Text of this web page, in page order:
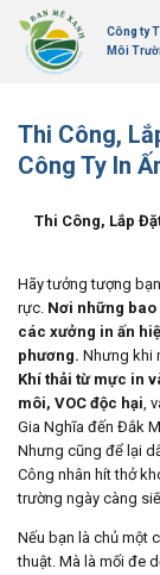
qua
Công ty
Môi
Thi Công,
Công Ty In
Thi Công, Lắp
Hãy tưởng tượng
rực. Nơi những
các xưởng in ấn
phương. Nhưng khi
Khí thải từ mực in
môi, VOC độc hại,
Gia Nghĩa đến Đắk
Nhưng cũng để lại
Công nhân hít thở
trường ngày càng
Nếu bạn là chủ một
thuật. Mà là mối đe